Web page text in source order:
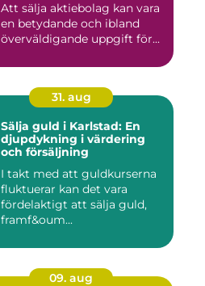
Att sälja aktiebolag kan vara
en betydande och ibland
överväldigande uppgift för...
31. aug
Sälja guld i Karlstad: En
djupdykning i värdering
och försäljning
I takt med att guldkurserna
fluktuerar kan det vara
fördelaktigt att sälja guld,
framf&oum...
09. aug